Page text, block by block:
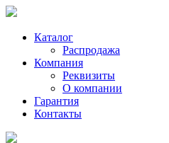
Каталог
Распродажа
Компания
Реквизиты
О компании
Гарантия
Контакты